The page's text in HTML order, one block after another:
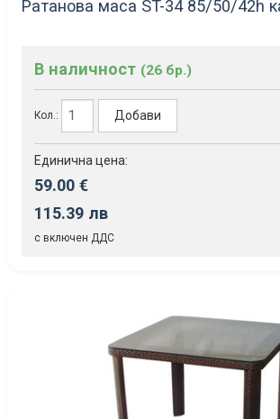
Ратанова маса ST-34 85/50/42h
В наличност (26 бр.)
Кол.: Добави
Единична цена:
59.00 €
115.39 лв
с включен ДДС